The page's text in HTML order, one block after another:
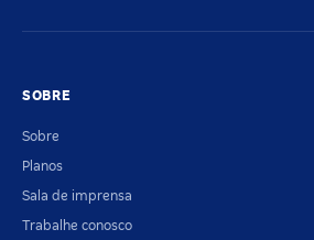
SOBRE
Sobre
Planos
Sala de imprensa
Trabalhe conosco